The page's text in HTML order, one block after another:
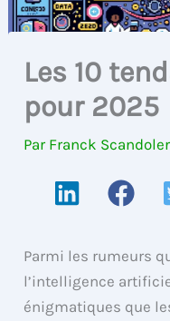
Les 10
pour 2025
Par Franck
Parmi les rumeurs
l’intelligence
énigmatiques que